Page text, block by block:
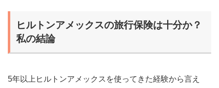
ヒルトンアメックスの旅行保険は十分か？
私の結論
5年以上ヒルトンアメックスを使ってきた経験から言え